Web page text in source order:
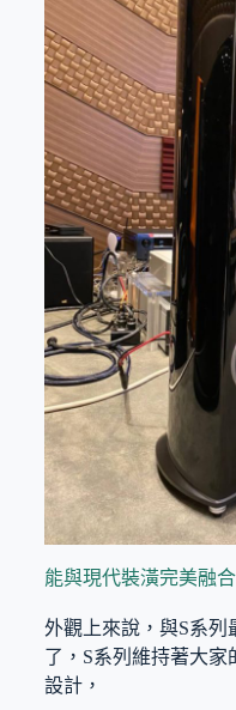
能與現代裝潢完美融
外觀上來說，與S系
了，S系列維持著大
設計，